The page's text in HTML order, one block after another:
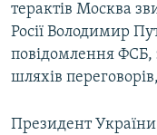
терактів Москва
Росії Володимир
повідомлення
шляхів
Президент